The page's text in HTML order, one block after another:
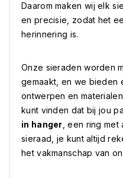
Daarom maken wij elk
en precisie, zodat het
herinnering is.
Onze sieraden worden
gemaakt, en we bieden
ontwerpen en
kunt vinden dat bij jou
in hanger, een ring met
sieraad, je kunt altijd
het vakmanschap van